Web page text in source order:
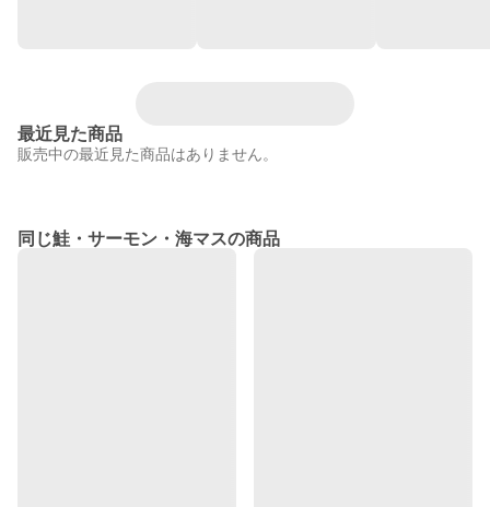
最近見た商品
販売中の最近見た商品はありません。
同じ鮭・サーモン・海マスの商品